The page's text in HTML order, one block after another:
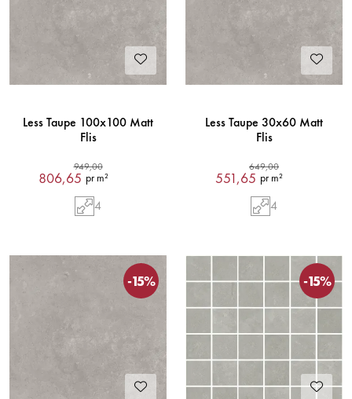
Less Taupe 100x100 Matt
Flis
949,00
806,65 pr m²
4
Less Taupe 30x60 Matt
Flis
649,00
551,65 pr m²
4
-15% -15%